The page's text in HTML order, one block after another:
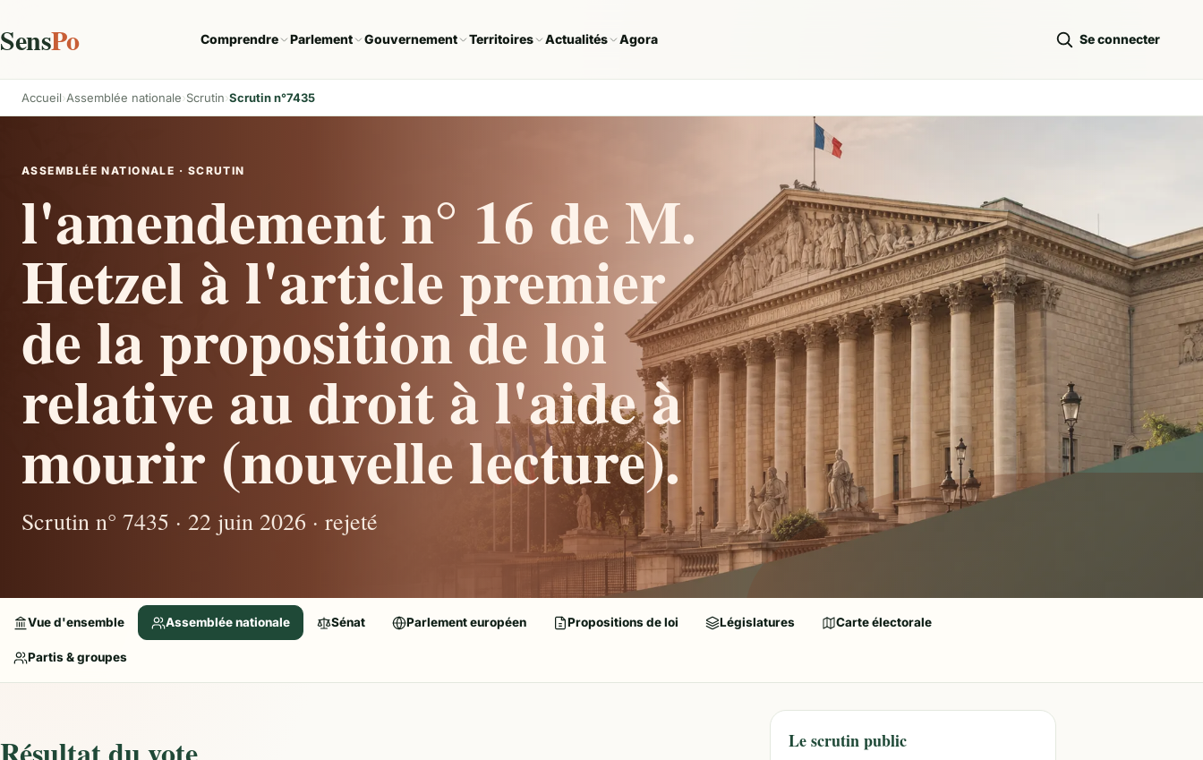
SensPo Comprendre Parlement Gouvernement Territoires Actualités Agora Se connecter
Accueil Assemblée nationale Scrutin Scrutin n°7435
ASSEMBLÉE NATIONALE · SCRUTIN
l'amendement n° 16 de M.
Hetzel à l'article premier
de la proposition de loi
relative au droit à l'aide à
mourir (nouvelle lecture).
Scrutin n° 7435 · 22 juin 2026 · rejeté
Vue d'ensemble Assemblée nationale Sénat Parlement européen Propositions de loi Législatures Carte électorale
Partis & groupes
Le scrutin public